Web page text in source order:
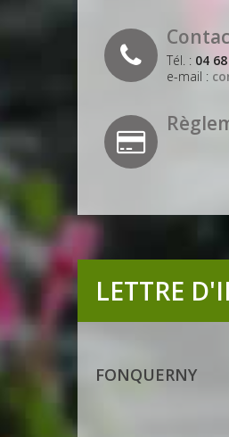
Tél. : 04
e-mail :
LETTRE
FONQUERNY